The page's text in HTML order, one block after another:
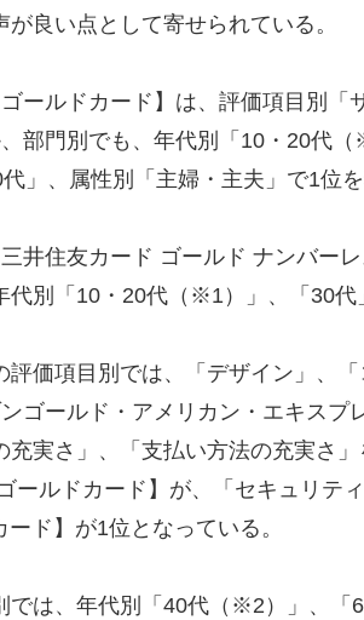
良い点として寄せられている。
ールドカード】は、評価項目別「
部門別でも、年代別「10・20代
」、属性別「主婦・主夫」で1位を
井住友カード ゴールド ナンバー
代別「10・20代（※1）」、「30代
価項目別では、「デザイン」、
ゴールド・アメリカン・エキスプ
充実さ」、「支払い方法の充実さ
ールドカード】が、「セキュリテ
ド】が1位となっている。
は、年代別「40代（※2）」、「